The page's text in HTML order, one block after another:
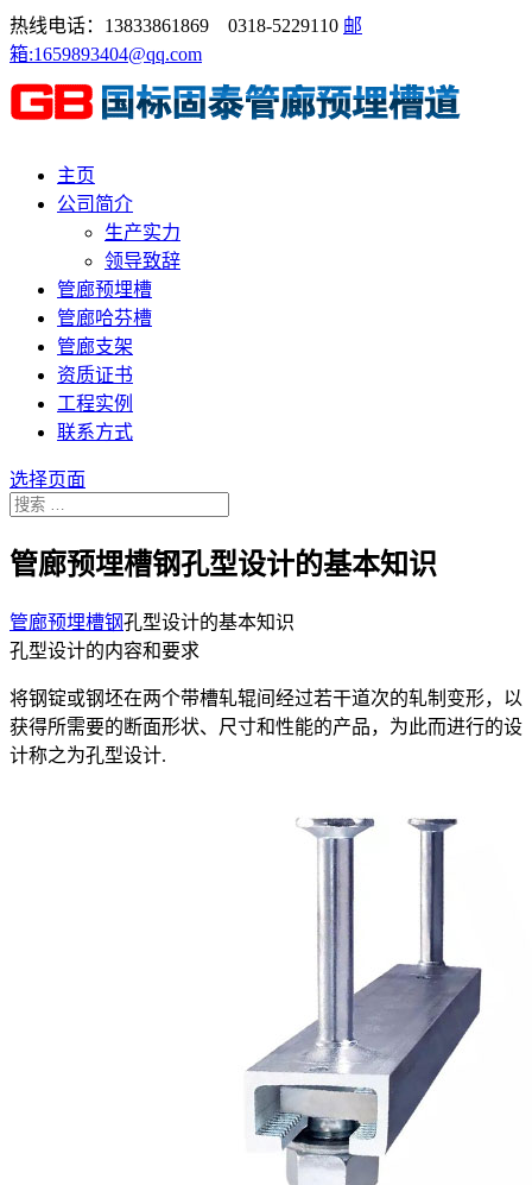
热线电话：13833861869 0318-5229110 邮
箱:1659893404@qq.com
主页
公司简介
生产实力
领导致辞
管廊预埋槽
管廊哈芬槽
管廊支架
资质证书
工程实例
联系方式
选择页面
管廊预埋槽钢孔型设计的基本知识
管廊预埋槽钢孔型设计的基本知识
孔型设计的内容和要求
将钢锭或钢坯在两个带槽轧辊间经过若干道次的轧制变形，以
获得所需要的断面形状、尺寸和性能的产品，为此而进行的设
计称之为孔型设计.